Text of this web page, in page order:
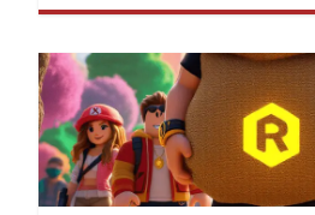
connectent pour explorer
des expériences et donner
Mais après quelques heures
devient évidente : les